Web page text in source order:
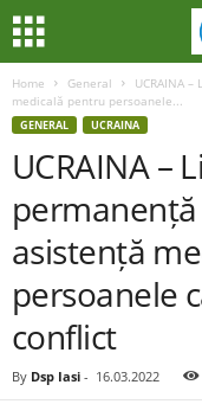
Home General
UCRAINA
medicală pentru persoanele...
GENERAL UCRAINA
UCRAINA –
asistență
persoanele
conflict
By Dsp Iasi - 16.03.2022